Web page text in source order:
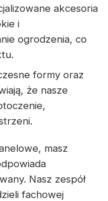
akcesoria
i
ogrodzenia, co
formy oraz
że nasze
masz
Nasz zespół
fachowej